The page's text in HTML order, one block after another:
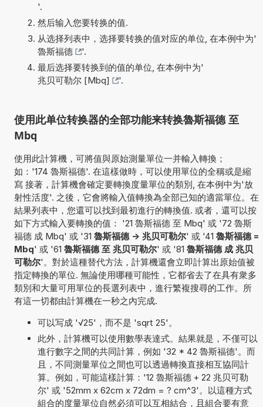
'.
然后输入您要转换的值.
从选择列表中，选择要转换的值对应的单位, 在本例中为'
魯斯福德
'.
最后选择要转换到的值的单位, 在本例中为'
兆贝可勒尔 [Mbq]
'.
使用此单位转换器的全部功能来转换魯斯福德 至
Mbq
使用此計算機，可將值與原始測量單位一并輸入轉換；
如：'174 魯斯福德'. 在這樣做時，可以使用單位的全稱或是縮
寫 接著，計算機會確定要轉換度量單位的類別, 在本例中为'放
射性活度'. 之後，它會將輸入值轉換為全部已知的適當單位。在
結果列表中，您還可以找到最初進行的轉換值. 或者，還可以按
如下方式輸入要轉換的值： '21 魯斯福德 至 Mbq' 或 '72 魯斯
福德 成 Mbq' 或 '31 魯斯福德 -> 兆贝可勒尔' 或 '41 魯斯福德 =
Mbq' 或 '61 魯斯福德 至 兆贝可勒尔' 或 '81 魯斯福德 成 兆贝
可勒尔'。對於這種替代方法，計算機還會立即計算出原始值被
指定轉換的單位. 無論使用哪種可能性，它都省去了在具有衆多
類別和大量可用單位的長選列表中，進行繁複搜尋的工作。所
有這一切都由計算機在一秒之內完成.
可以写成 '√25'，而不是 'sqrt 25'。
此外，計算機可以使用數學表達式。結果就是，不僅可以
進行數字之間的共同計算，例如 '32 * 42 魯斯福德'。而
且，不同測量單位之間也可以透過轉換直接相互協同計
算。例如，可能這樣計算：'12 魯斯福德 + 22 兆贝可勒
尔' 或 '52mm x 62cm x 72dm = ? cm^3'。以這種方式
組合的度量單位自然必須可以互相結合，且組合要有意